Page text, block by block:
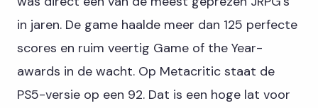
in jaren. De game haalde meer dan 125 perfecte
scores en ruim veertig Game of the Year-
awards in de wacht. Op Metacritic staat de
PS5-versie op een 92. Dat is een hoge lat voor